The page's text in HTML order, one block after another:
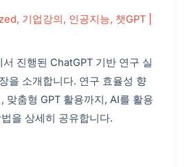
, 기업강의 , 인공지능, 챗GPT|
진행된 ChatGPT 기반 연구 실
을 소개합니다. 연구 효율성 향
맞춤형 GPT 활용까지, AI를 활용
을 상세히 공유합니다.